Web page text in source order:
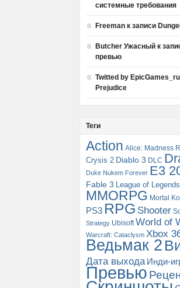
системные требования
Freeman к записи
Butcher Ужасный к
превью
Twitted by EpicGames_ru
Prejudice
Теги
Action Alice: Madness
Crysis 2 Diablo 3 DLC
Duke Nukem Forever E3
Fable 3 League of Legends
MMORPG Mortal
PS3 RPG Shooter
Strategy Ubisoft World of
Warcraft: Cataclysm Xbox
Ведьмак 2
Дата выхода Инди-
Превью